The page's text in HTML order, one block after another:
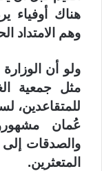
هناك أوفياء
وهم الامتداد
ولو أن
مثل جمعية
للمتقاعدين،
عُمان
والصدقات
المتعثرين.